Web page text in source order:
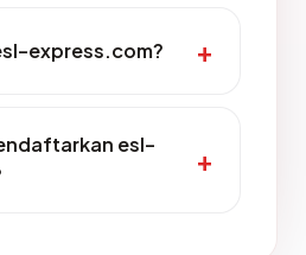
express.com?
esl-